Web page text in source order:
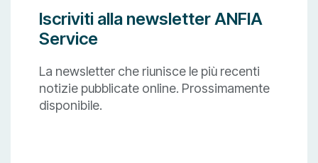
Iscriviti alla newsletter ANFIA
Service
La newsletter che riunisce le più recenti
notizie pubblicate online. Prossimamente
disponibile.